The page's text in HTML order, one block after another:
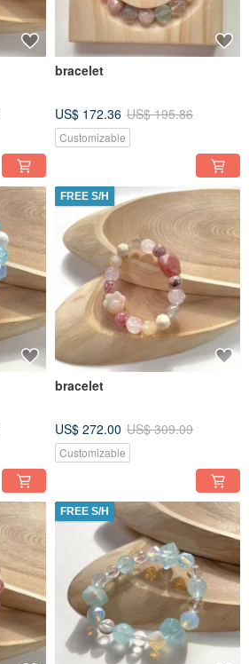
bracelet
US$ 172.36 US$ 195.86
Customizable
FREE S/H
bracelet
US$ 272.00 US$ 309.09
Customizable
FREE S/H